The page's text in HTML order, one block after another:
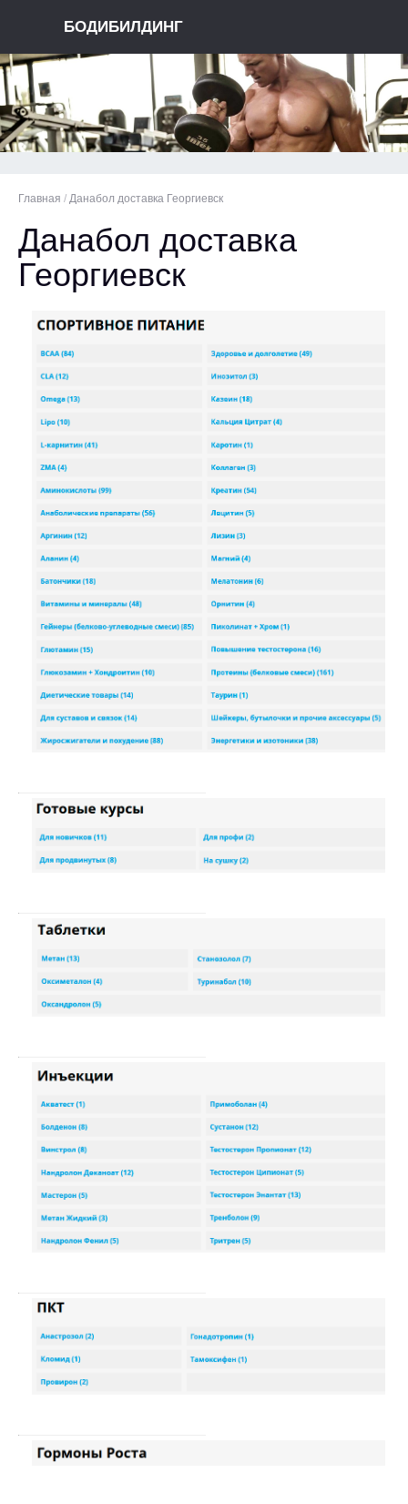
БОДИБИЛДИНГ
Главная / Данабол доставка Георгиевск
Данабол доставка
Георгиевск